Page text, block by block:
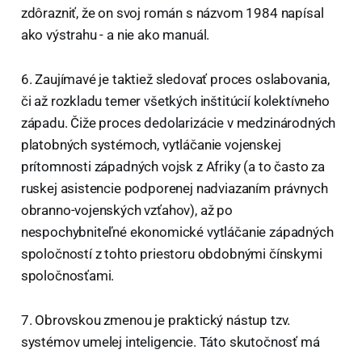
zdôrazniť, že on svoj román s názvom 1984 napísal
ako výstrahu - a nie ako manuál.
6. Zaujímavé je taktiež sledovať proces oslabovania,
či až rozkladu temer všetkých inštitúcií kolektívneho
západu. Čiže proces dedolarizácie v medzinárodných
platobných systémoch, vytláčanie vojenskej
prítomnosti západných vojsk z Afriky (a to často za
ruskej asistencie podporenej nadviazaním právnych
obranno-vojenských vzťahov), až po
nespochybniteľné ekonomické vytláčanie západných
spoločností z tohto priestoru obdobnými čínskymi
spoločnosťami.
7. Obrovskou zmenou je praktický nástup tzv.
systémov umelej inteligencie. Táto skutočnosť má